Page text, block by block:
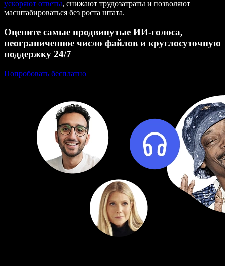
ускоряют ответы, снижают трудозатраты и позволяют
масштабироваться без роста штата.
Оцените самые продвинутые ИИ‑голоса,
неограниченное число файлов и круглосуточную
поддержку 24/7
Попробовать бесплатно